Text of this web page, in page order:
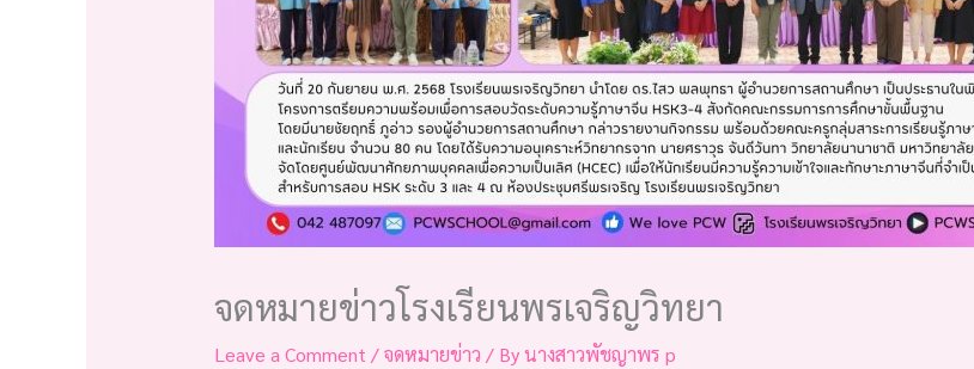
จดหมายข่าวโรงเรียนพรเจริญวิทยา
Leave a Comment /จดหมายข่าว / Byนางสาวพัชญาพร p